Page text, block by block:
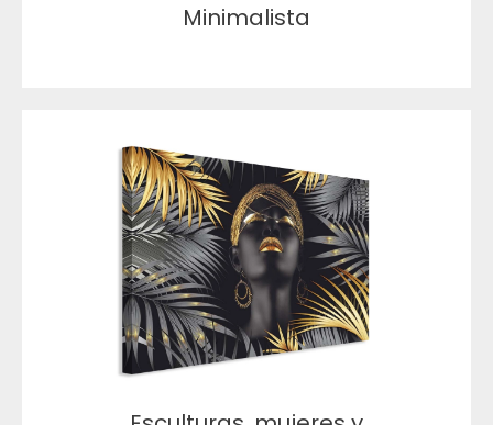
Minimalista